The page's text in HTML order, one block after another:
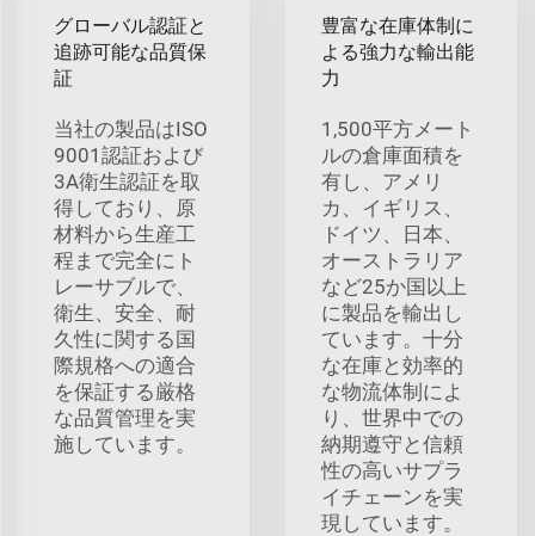
グローバル認証と
追跡可能な品質保
証
当社の製品はISO
9001認証および
3A衛生認証を取
得しており、原
材料から生産工
程まで完全にト
レーサブルで、
衛生、安全、耐
久性に関する国
際規格への適合
を保証する厳格
な品質管理を実
施しています。
豊富な在庫体制に
よる強力な輸出能
力
1,500平方メート
ルの倉庫面積を
有し、アメリ
カ、イギリス、
ドイツ、日本、
オーストラリア
など25か国以上
に製品を輸出し
ています。十分
な在庫と効率的
な物流体制によ
り、世界中での
納期遵守と信頼
性の高いサプラ
イチェーンを実
現しています。